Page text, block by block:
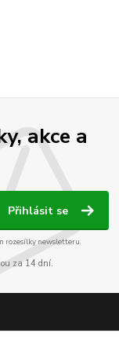
akce a
Přihlásit se
rozesílky newsletteru.
za 14 dní.